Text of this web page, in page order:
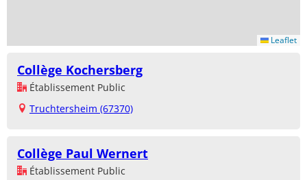
Leaflet
Collège Kochersberg
Établissement Public
Truchtersheim (67370)
Collège Paul Wernert
Établissement Public